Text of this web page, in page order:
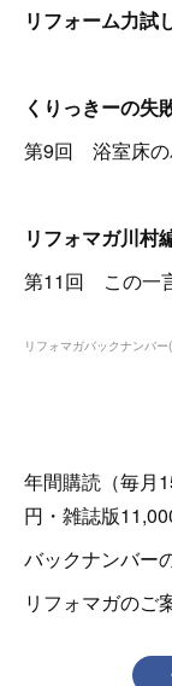
リフォーム力試
くりっきーの失
第9回 浴室床の
リフォマガ川村
第11回 この一
リフォマガバックナンバー(
年間購読（毎月
円・雑誌版
バックナンバー
リフォマガのご